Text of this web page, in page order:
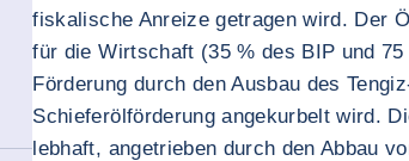
fiskalische Anreize getragen wird. Der
für die Wirtschaft (35 % des BIP und
Förderung durch den Ausbau des
Schieferölförderung angekurbelt wird.
lebhaft, angetrieben durch den Abbau